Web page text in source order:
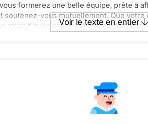
formerez une belle équipe, prête à
soutenez-vous mutuellement. Que
magnifiques ensemble. Félicitations
Voir le texte en entier